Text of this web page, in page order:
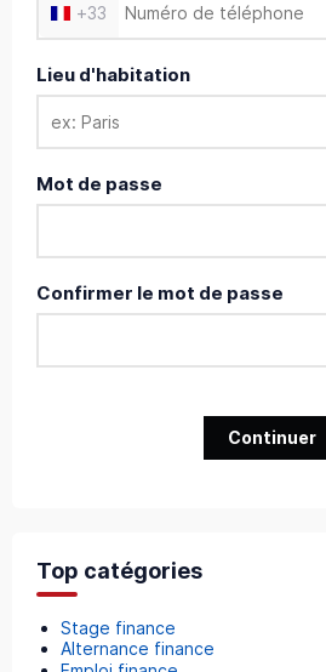
+33
Lieu d'habitation
Mot de passe
Confirmer le mot de passe
Continuer
Top catégories
Stage finance
Alternance finance